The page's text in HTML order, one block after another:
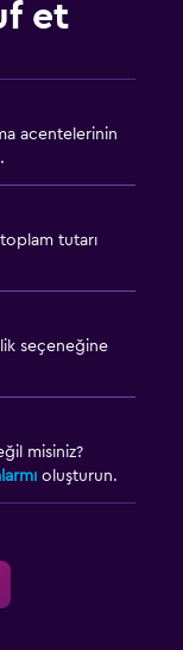
et
acentelerinin
tutarı
seçeneğine
misiniz?
oluşturun.